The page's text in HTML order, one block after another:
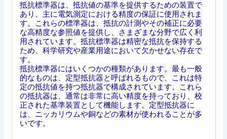
抵抗標準器は、抵抗値の基準を提供するための装置で
あり、主に電気測定における精度の保証に使用されま
す。これらの標準器は、抵抗の計測やその補正に必要
な高精度な参照値を提供し、さまざまな分野で広く利
用されています。抵抗標準器は精密な抵抗を保持する
ため、科学研究や産業用途において欠かせない存在で
す。
抵抗標準器にはいくつかの種類があります。最も一般
的なものは、定型抵抗器と呼ばれるもので、これは特
定の抵抗値を持つ抵抗器で構成されています。これら
の抵抗器は、通常は非常に高い精度を持っており、校
正された基準装置として機能します。定型抵抗器に
は、ニッカリウムや銅などの素材が使われることが多
いです。